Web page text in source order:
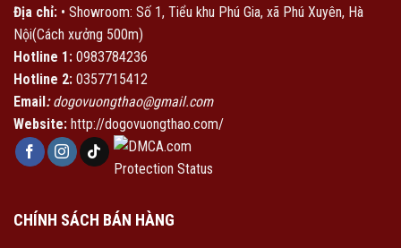
Địa chỉ: • Showroom: Số 1, Tiểu khu Phú Gia, xã Phú Xuyên, Hà
Nội(Cách xưởng 500m)
Hotline 1: 0983784236
Hotline 2: 0357715412
Email :dogovuongthao@gmail.com
Website: http://dogovuongthao.com/
CHÍNH SÁCH BÁN HÀNG